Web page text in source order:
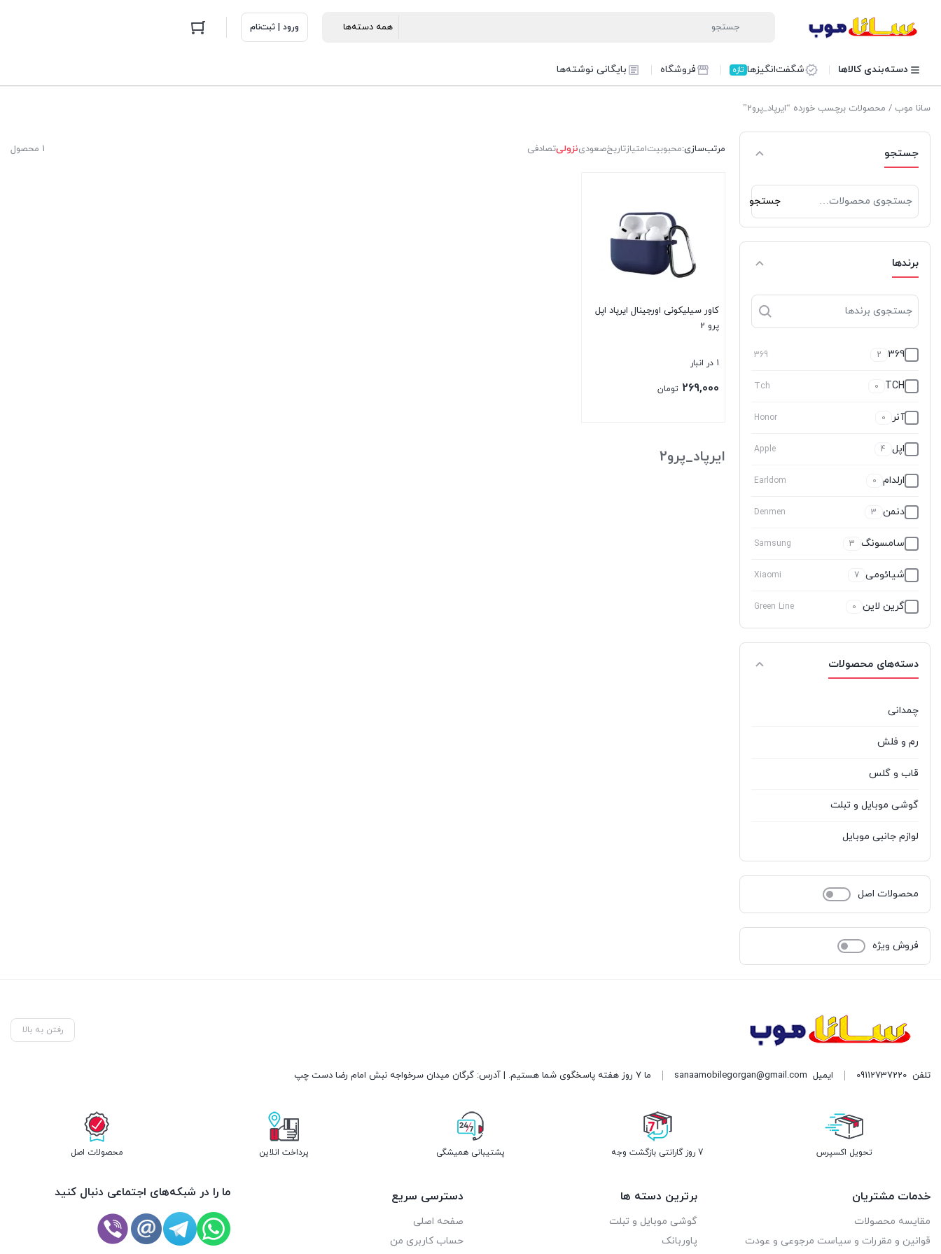
ورود | ثبت‌نام
دسته‌بندی کالاها شگفت‌انگیزها تازه فروشگاه بایگانی نوشته‌ها
سانا موب / محصولات برچسب خورده “ایرپاد_پرو2”
جستجو
برای:
جستجو
برندها
369
2
369
TCH
0
Tch
آنر 0
Honor
اپل 4
Apple
ارلدام 0
Earldom
دنمن 3
Denmen
سامسونگ 3
Samsung
شیائومی 7
Xiaomi
گرین لاین 0
Green Line
نوکیا %d9%86%d9%88%da%a9%db%8c%d8%a7
دسته‌های محصولات
چمدانی
رم و فلش
قاب و گلس
گوشی موبایل و تبلت
لوازم جانبی موبایل
محصولات اصل
فروش ویژه
1 محصول مرتب‌سازی:محبوبیتامتیازتاریخصعودینزولیتصادفی
کاور سیلیکونی اورجینال ایرپاد اپل
پرو 2
1 در انبار
269,000 تومان
ایرپاد_پرو2
رفتن به بالا
تلفن 09112737220 ایمیل sanaamobilegorgan@gmail.com ما 7 روز هفته پاسخگوی شما هستیم. | آدرس: گرگان میدان سرخواجه نبش امام رضا دست چپ
تحویل اکسپرس 7 روز گارانتی بازگشت وجه پشتیبانی همیشگی پرداخت انلاین محصولات اصل
خدمات مشتریان
مقایسه محصولات
قوانین و مقررات و سیاست مرجوعی و عودت
برترین دسته ها
گوشی موبایل و تبلت
پاوربانک
دسترسی سریع
صفحه اصلی
حساب کاربری من
ما را در شبکه‌های اجتماعی دنبال کنید